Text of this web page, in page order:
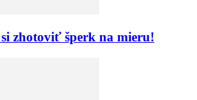
si zhotoviť šperk na mieru!